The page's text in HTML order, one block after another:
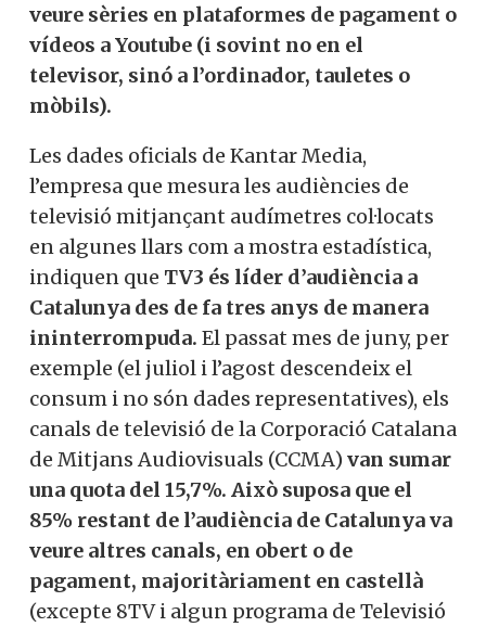
veure sèries en plataformes de pagament o
vídeos a Youtube (i sovint no en el
televisor, sinó a l’ordinador, tauletes o
mòbils).
Les dades oficials de Kantar Media,
l’empresa que mesura les audiències de
televisió mitjançant audímetres col·locats
en algunes llars com a mostra estadística,
indiquen que TV3 és líder d’audiència a
Catalunya des de fa tres anys de manera
ininterrompuda. El passat mes de juny, per
exemple (el juliol i l’agost descendeix el
consum i no són dades representatives), els
canals de televisió de la Corporació Catalana
de Mitjans Audiovisuals (CCMA) van sumar
una quota del 15,7%. Això suposa que el
85% restant de l’audiència de Catalunya va
veure altres canals, en obert o de
pagament, majoritàriament en castellà
(excepte 8TV i algun programa de Televisió